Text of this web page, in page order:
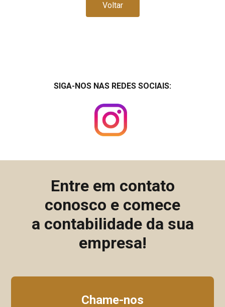
Voltar
SIGA-NOS NAS REDES SOCIAIS:
Entre em contato
conosco e comece
a contabilidade da sua
empresa!
Chame-nos